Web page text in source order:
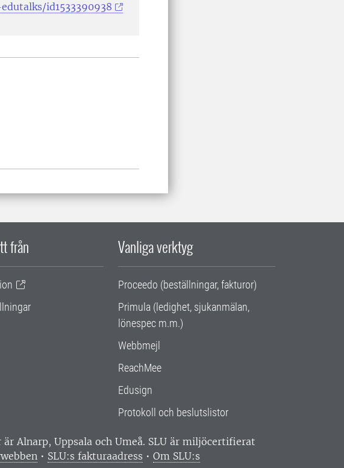
id1533390938
från Vanliga verktyg
Proceedo (beställningar, fakturor)
Primula (ledighet, sjukanmälan,
lönespec m.m.)
Webbmejl
ReachMee
Edusign
Protokoll och beslutslistor
Alnarp, Uppsala och Umeå. SLU är miljöcertifierat
• SLU:s fakturaadress • Om SLU:s